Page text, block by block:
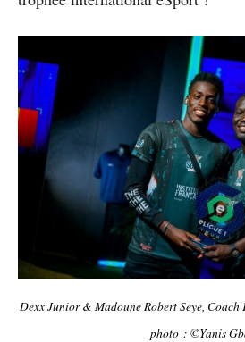
Dexx Junior & Madoune Robert Seye,
photo : ©Yanis